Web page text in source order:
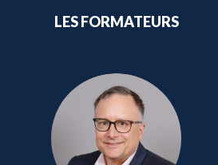
LES FORMATEURS